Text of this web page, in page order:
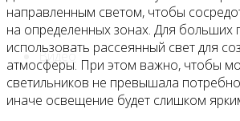
Видео
направленным светом, чтобы
на определенных зонах. Для
использовать рассеянный свет для
атмосферы. При этом важно, чтобы
светильников не превышала
иначе освещение будет слишком